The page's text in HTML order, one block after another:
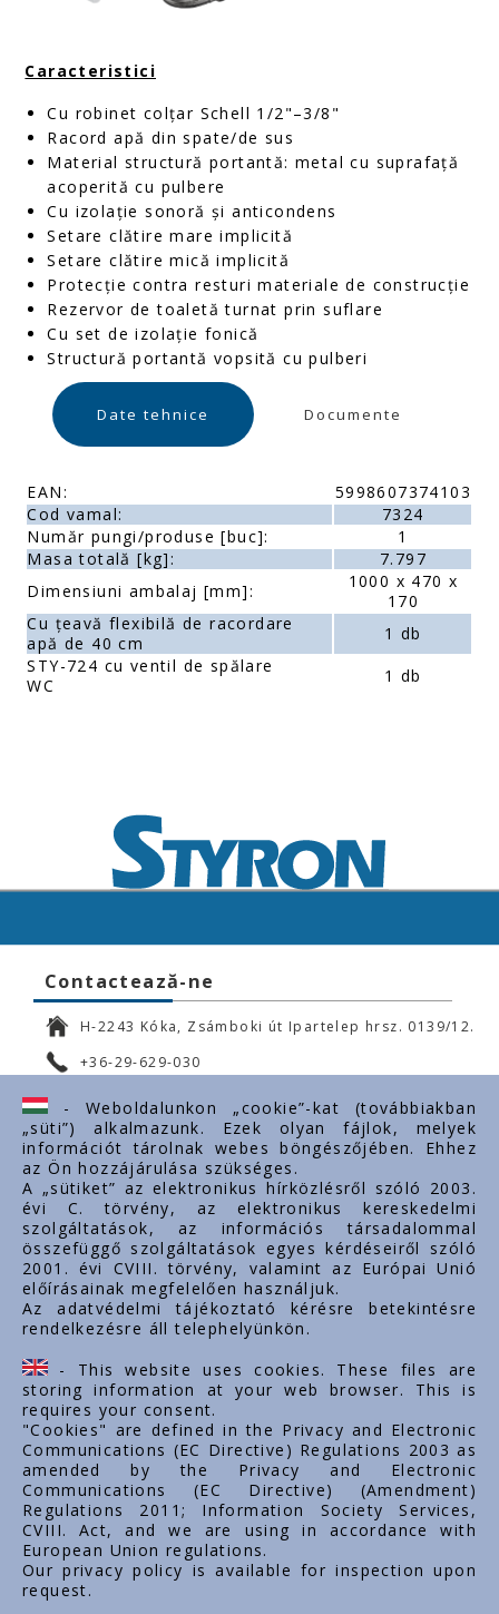
Caracteristici
Cu robinet colțar Schell 1/2"–3/8"
Racord apă din spate/de sus
Material structură portantă: metal cu suprafață
acoperită cu pulbere
Cu izolație sonoră și anticondens
Setare clătire mare implicită
Setare clătire mică implicită
Protecție contra resturi materiale de construcție
Rezervor de toaletă turnat prin suflare
Cu set de izolație fonică
Structură portantă vopsită cu pulberi
Date tehnice Documente
EAN:
5998607374103
Cod vamal:
7324
Număr pungi/produse [buc]:
1
Masa totală [kg]:
7.797
Dimensiuni ambalaj [mm]:
1000 x 470 x
170
Cu țeavă flexibilă de racordare
apă de 40 cm
1 db
STY-724 cu ventil de spălare
WC
1 db
Contactează-ne
H-2243 Kóka, Zsámboki út Ipartelep hrsz. 0139/12.
+36-29-629-030
ertekesites@styron.hu
export@styron.hu
www.styron.hu
Linkuri importante
Despre noi
Documente
Contact
Carieră
- Weboldalunkon „cookie”-kat (továbbiakban
„süti”) alkalmazunk. Ezek olyan fájlok, melyek
információt tárolnak webes böngészőjében. Ehhez
az Ön hozzájárulása szükséges.
A „sütiket” az elektronikus hírközlésről szóló 2003.
évi C. törvény, az elektronikus kereskedelmi
szolgáltatások, az információs társadalommal
összefüggő szolgáltatások egyes kérdéseiről szóló
2001. évi CVIII. törvény, valamint az Európai Unió
előírásainak megfelelően használjuk.
Az adatvédelmi tájékoztató kérésre betekintésre
rendelkezésre áll telephelyünkön.
- This website uses cookies. These files are
storing information at your web browser. This is
requires your consent.
"Cookies" are defined in the Privacy and Electronic
Communications (EC Directive) Regulations 2003 as
amended by the Privacy and Electronic
Communications (EC Directive) (Amendment)
Regulations 2011; Information Society Services,
CVIII. Act, and we are using in accordance with
European Union regulations.
Our privacy policy is available for inspection upon
request.